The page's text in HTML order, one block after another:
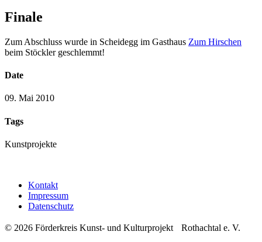
Finale
Zum Abschluss wurde in Scheidegg im Gasthaus Zum Hirschen
beim Stöckler geschlemmt!
Date
09. Mai 2010
Tags
Kunstprojekte
Kontakt
Impressum
Datenschutz
© 2026 Förderkreis Kunst- und Kulturprojekt Rothachtal e. V.